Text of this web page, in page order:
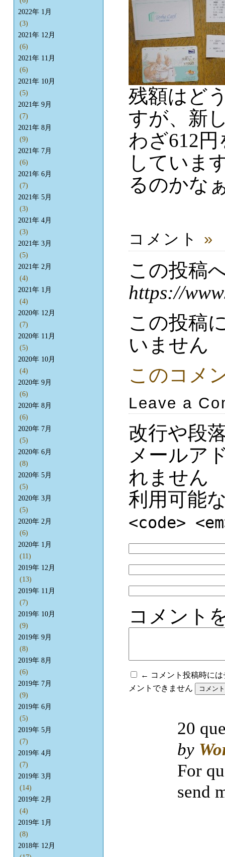
残額はど
すが、新
わざ612
していま
るのかな
コメント »
この投稿
https://
この投稿
いません
このコメ
Leave a
改行や段
メールア
れません
利用可能
<code>
コメント
← コメント投稿時に
メントできません
2022年 1月
(3)
2021年 12月
(6)
2021年 11月
(6)
2021年 10月
(5)
2021年 9月
(7)
2021年 8月
(9)
2021年 7月
(6)
2021年 6月
(7)
2021年 5月
(3)
2021年 4月
(3)
2021年 3月
(5)
2021年 2月
(4)
2021年 1月
(4)
2020年 12月
(7)
2020年 11月
(5)
2020年 10月
(4)
2020年 9月
(6)
2020年 8月
(6)
2020年 7月
(5)
2020年 6月
(8)
2020年 5月
(5)
2020年 3月
(5)
2020年 2月
(6)
2020年 1月
(11)
2019年 12月
(13)
2019年 11月
(7)
2019年 10月
(9)
2019年 9月
(8)
2019年 8月
(6)
2019年 7月
(9)
2019年 6月
(5)
2019年 5月
(7)
2019年 4月
(7)
2019年 3月
(14)
2019年 2月
(4)
2019年 1月
(8)
2018年 12月
20
by
For
send